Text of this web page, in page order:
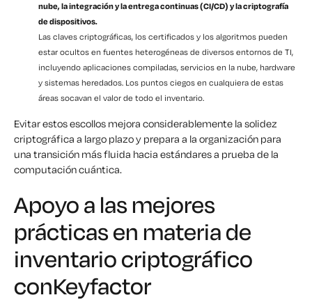
nube, la integración y la entrega continuas (CI/CD) y la criptografía
de dispositivos.
Las claves criptográficas, los certificados y los algoritmos pueden
estar ocultos en fuentes heterogéneas de diversos entornos de TI,
incluyendo aplicaciones compiladas, servicios en la nube, hardware
y sistemas heredados. Los puntos ciegos en cualquiera de estas
áreas socavan el valor de todo el inventario.
Evitar estos escollos mejora considerablemente la solidez
criptográfica a largo plazo y prepara a la organización para
una transición más fluida hacia estándares a prueba de la
computación cuántica.
Apoyo a las mejores
prácticas en materia de
inventario criptográfico
conKeyfactor